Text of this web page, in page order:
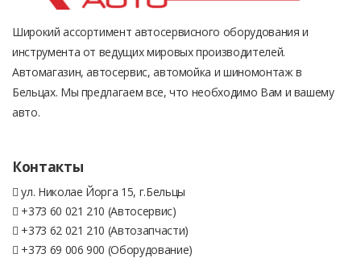
Широкий ассортимент автосервисного оборудования и
инструмента от ведущих мировых производителей.
Автомагазин, автосервис, автомойка и шиномонтаж в
Бельцах. Мы предлагаем все, что необходимо Вам и вашему
авто.
Контакты
ул. Николае Йорга 15, г.Бельцы
+373 60 021 210 (Автосервис)
+373 62 021 210 (Автозапчасти)
+373 69 006 900 (Оборудование)